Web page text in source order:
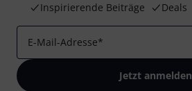
Inspirierende Beiträge
Deals
E-Mail-Adresse*
Jetzt anmelden